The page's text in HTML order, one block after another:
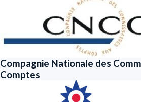
Compagnie Nationale des
Comptes